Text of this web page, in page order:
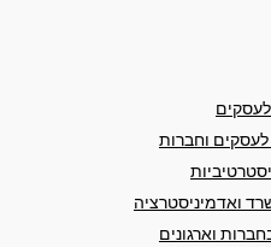
לעסקים וחברות
ואדמיניסטרציה
וארגונים